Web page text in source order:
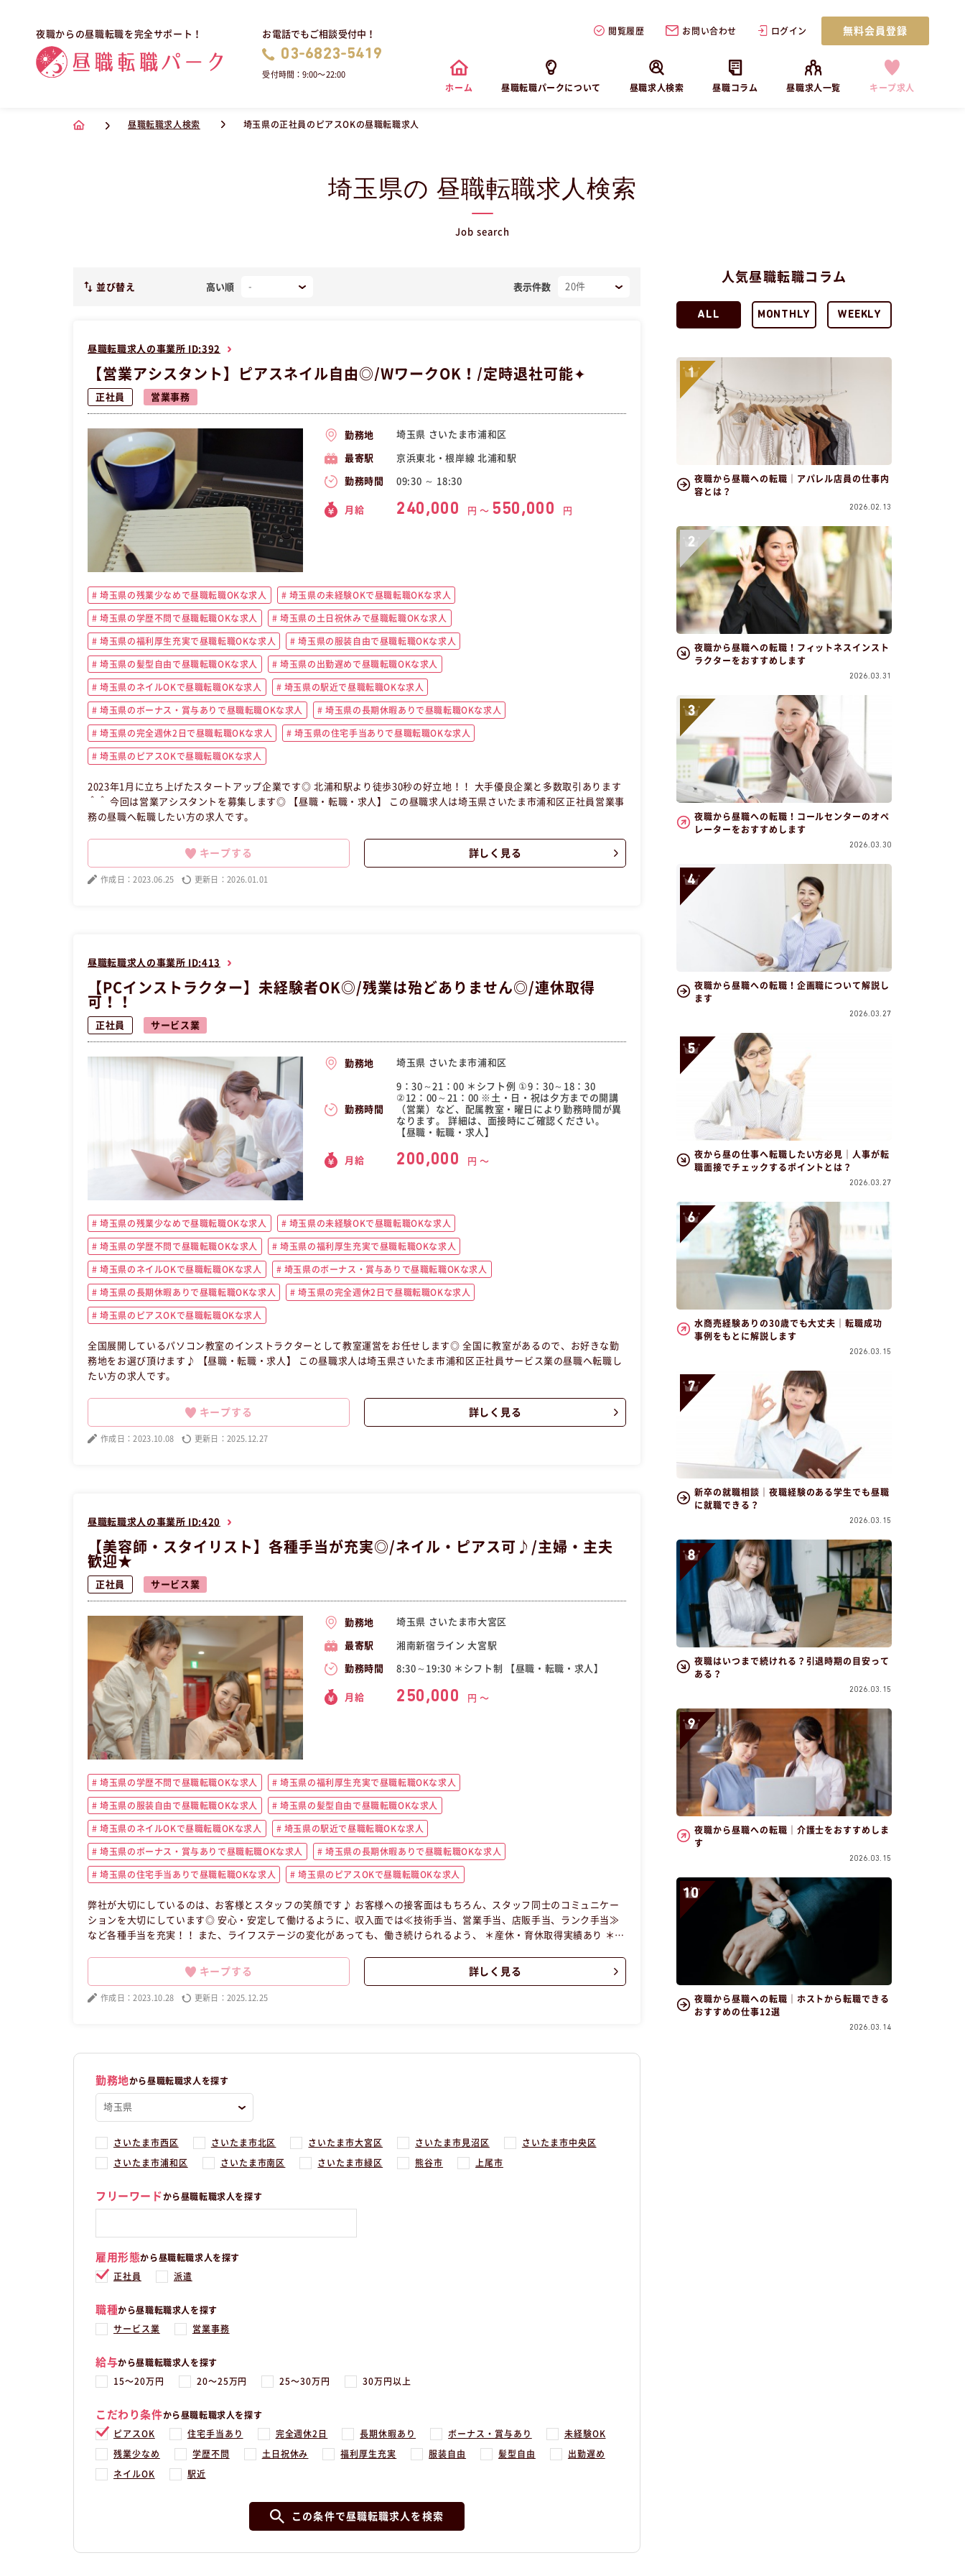
夜職からの昼職転職を完全サポート！ お電話でもご相談受付中！
03-6823-5419
受付時間：9:00〜22:00
閲覧履歴 お問い合わせ ログイン 無料会員登録
ホーム 昼職転職パークについて 昼職求人検索 昼職コラム 昼職求人一覧 キープ求人
昼職転職求人検索 埼玉県の正社員のピアスOKの昼職転職求人
埼玉県の 昼職転職求人検索
Job search
並び替え 高い順 表示件数
昼職転職求人の事業所 ID:392
【営業アシスタント】ピアスネイル自由◎/WワークOK！/定時退社可能✦
正社員 営業事務
勤務地 埼玉県 さいたま市浦和区
最寄駅 京浜東北・根岸線 北浦和駅
勤務時間 09:30 ～ 18:30
月給 240,000 円 〜 550,000 円
埼玉県の残業少なめで昼職転職OKな求人 埼玉県の未経験OKで昼職転職OKな求人
埼玉県の学歴不問で昼職転職OKな求人 埼玉県の土日祝休みで昼職転職OKな求人
埼玉県の福利厚生充実で昼職転職OKな求人 埼玉県の服装自由で昼職転職OKな求人
埼玉県の髪型自由で昼職転職OKな求人 埼玉県の出勤遅めで昼職転職OKな求人
埼玉県のネイルOKで昼職転職OKな求人 埼玉県の駅近で昼職転職OKな求人
埼玉県のボーナス・賞与ありで昼職転職OKな求人 埼玉県の長期休暇ありで昼職転職OKな求人
埼玉県の完全週休2日で昼職転職OKな求人 埼玉県の住宅手当ありで昼職転職OKな求人
埼玉県のピアスOKで昼職転職OKな求人
2023年1月に立ち上げたスタートアップ企業です◎ 北浦和駅より徒歩30秒の好立地！！ 大手優良企業と多数取引あります
＾＾ 今回は営業アシスタントを募集します◎ 【昼職・転職・求人】 この昼職求人は埼玉県さいたま市浦和区正社員営業事
務の昼職へ転職したい方の求人です。
キープする 詳しく見る
作成日：2023.06.25 更新日：2026.01.01
昼職転職求人の事業所 ID:413
【PCインストラクター】未経験者OK◎/残業は殆どありません◎/連休取得
可！！
正社員 サービス業
勤務地 埼玉県 さいたま市浦和区
勤務時間
9：30～21：00 ＊シフト例 ①9：30～18：30
②12：00～21：00 ※土・日・祝は夕方までの開講
（営業）など、配属教室・曜日により勤務時間が異
なります。 詳細は、面接時にご確認ください。
【昼職・転職・求人】
月給 200,000 円 〜
埼玉県の残業少なめで昼職転職OKな求人 埼玉県の未経験OKで昼職転職OKな求人
埼玉県の学歴不問で昼職転職OKな求人 埼玉県の福利厚生充実で昼職転職OKな求人
埼玉県のネイルOKで昼職転職OKな求人 埼玉県のボーナス・賞与ありで昼職転職OKな求人
埼玉県の長期休暇ありで昼職転職OKな求人 埼玉県の完全週休2日で昼職転職OKな求人
埼玉県のピアスOKで昼職転職OKな求人
全国展開しているパソコン教室のインストラクターとして教室運営をお任せします◎ 全国に教室があるので、お好きな勤
務地をお選び頂けます♪ 【昼職・転職・求人】 この昼職求人は埼玉県さいたま市浦和区正社員サービス業の昼職へ転職し
たい方の求人です。
キープする 詳しく見る
作成日：2023.10.08 更新日：2025.12.27
昼職転職求人の事業所 ID:420
【美容師・スタイリスト】各種手当が充実◎/ネイル・ピアス可♪/主婦・主夫
歓迎★
正社員 サービス業
勤務地 埼玉県 さいたま市大宮区
最寄駅 湘南新宿ライン 大宮駅
勤務時間 8:30～19:30 ＊シフト制 【昼職・転職・求人】
月給 250,000 円 〜
埼玉県の学歴不問で昼職転職OKな求人 埼玉県の福利厚生充実で昼職転職OKな求人
埼玉県の服装自由で昼職転職OKな求人 埼玉県の髪型自由で昼職転職OKな求人
埼玉県のネイルOKで昼職転職OKな求人 埼玉県の駅近で昼職転職OKな求人
埼玉県のボーナス・賞与ありで昼職転職OKな求人 埼玉県の長期休暇ありで昼職転職OKな求人
埼玉県の住宅手当ありで昼職転職OKな求人 埼玉県のピアスOKで昼職転職OKな求人
弊社が大切にしているのは、お客様とスタッフの笑顔です♪ お客様への接客面はもちろん、スタッフ同士のコミュニケー
ションを大切にしています◎ 安心・安定して働けるように、収入面では≪技術手当、営業手当、店販手当、ランク手当≫
など各種手当を充実！！ また、ライフステージの変化があっても、働き続けられるよう、 ＊産休・育休取得実績あり ＊子
正社員サービス業の昼職へ転職したい方の求人です。
キープする 詳しく見る
作成日：2023.10.28 更新日：2025.12.25
勤務地から昼職転職求人を探す
さいたま市西区 さいたま市北区 さいたま市大宮区 さいたま市見沼区 さいたま市中央区
さいたま市浦和区 さいたま市南区 さいたま市緑区 熊谷市 上尾市
フリーワードから昼職転職求人を探す
雇用形態から昼職転職求人を探す
正社員 派遣
職種から昼職転職求人を探す
サービス業 営業事務
給与から昼職転職求人を探す
15〜20万円 20〜25万円 25〜30万円 30万円以上
こだわり条件から昼職転職求人を探す
ピアスOK 住宅手当あり 完全週休2日 長期休暇あり ボーナス・賞与あり 未経験OK
残業少なめ 学歴不問 土日祝休み 福利厚生充実 服装自由 髪型自由 出勤遅め
ネイルOK 駅近
この条件で昼職転職求人を検索
人気昼職転職コラム
ALL MONTHLY WEEKLY
夜職から昼職への転職｜アパレル店員の仕事内
容とは？
2026.02.13
夜職から昼職への転職！フィットネスインスト
ラクターをおすすめします
2026.03.31
夜職から昼職への転職！コールセンターのオペ
レーターをおすすめします
2026.03.30
夜職から昼職への転職！企画職について解説し
ます
2026.03.27
夜から昼の仕事へ転職したい方必見｜人事が転
職面接でチェックするポイントとは？
2026.03.27
水商売経験ありの30歳でも大丈夫｜転職成功
事例をもとに解説します
2026.03.15
新卒の就職相談｜夜職経験のある学生でも昼職
に就職できる？
2026.03.15
夜職はいつまで続けれる？引退時期の目安って
ある？
2026.03.15
夜職から昼職への転職｜介護士をおすすめしま
す
2026.03.15
夜職から昼職への転職｜ホストから転職できる
おすすめの仕事12選
2026.03.14